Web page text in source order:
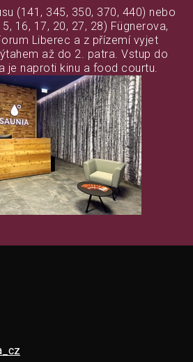
(141, 345, 350, 370, 440) nebo
16, 17, 20, 27, 28) Fügnerova,
Liberec a z přízemí vyjet
až do 2. patra. Vstup do
je naproti kinu a food courtu.